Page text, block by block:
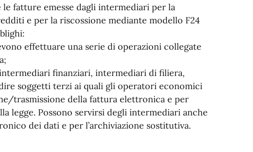
fatture emesse dagli intermediari per la
e per la riscossione mediante modello F24
effettuare una serie di operazioni collegate
finanziari, intermediari di filiera,
soggetti terzi ai quali gli operatori economici
trasmissione della fattura elettronica e per
legge. Possono servirsi degli intermediari anche
dei dati e per l’archiviazione sostitutiva.